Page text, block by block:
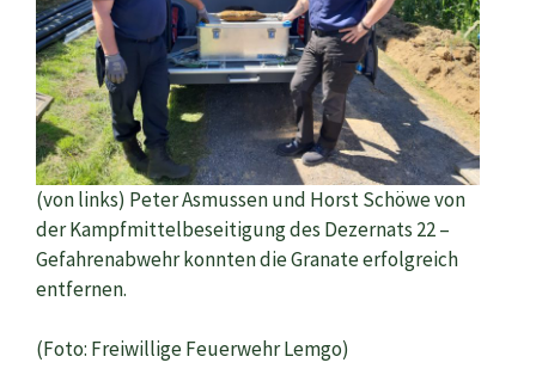
(von links) Peter Asmussen und Horst Schöwe von
der Kampfmittelbeseitigung des Dezernats 22 –
Gefahrenabwehr konnten die Granate erfolgreich
entfernen.
(Foto: Freiwillige Feuerwehr Lemgo)